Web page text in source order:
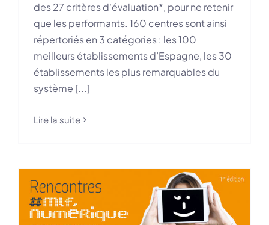
des 27 critères d'évaluation*, pour ne retenir
que les performants. 160 centres sont ainsi
répertoriés en 3 catégories : les 100
meilleurs établissements d’Espagne, les 30
établissements les plus remarquables du
système [...]
Lire la suite